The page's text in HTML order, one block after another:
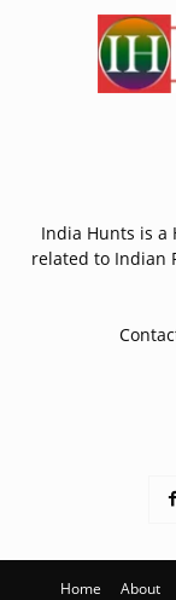
India Hunts is a
related to Indian
Home About